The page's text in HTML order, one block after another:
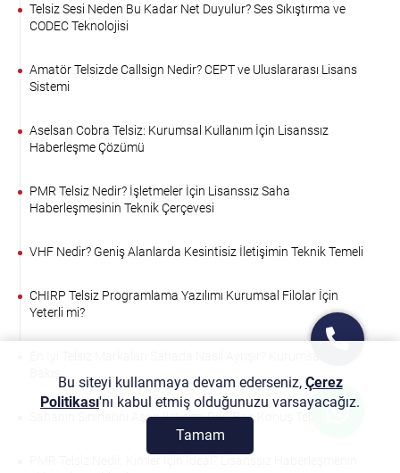
Telsiz Sesi Neden Bu Kadar Net Duyulur? Ses Sıkıştırma ve
CODEC Teknolojisi
Amatör Telsizde Callsign Nedir? CEPT ve Uluslararası Lisans
Sistemi
Aselsan Cobra Telsiz: Kurumsal Kullanım İçin Lisanssız
Haberleşme Çözümü
PMR Telsiz Nedir? İşletmeler İçin Lisanssız Saha
Haberleşmesinin Teknik Çerçevesi
VHF Nedir? Geniş Alanlarda Kesintisiz İletişimin Teknik Temeli
CHIRP Telsiz Programlama Yazılımı Kurumsal Filolar İçin
Yeterli mi?
Sahanın Sınırlarını Aşan İletişim: PoC Bas Konuş Telsiz Nedir?
Bu siteyi kullanmaya devam ederseniz, Çerez
Politikası'nı kabul etmiş olduğunuzu varsayacağız.
Tamam